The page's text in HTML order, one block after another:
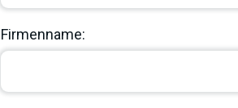
Firmenname: